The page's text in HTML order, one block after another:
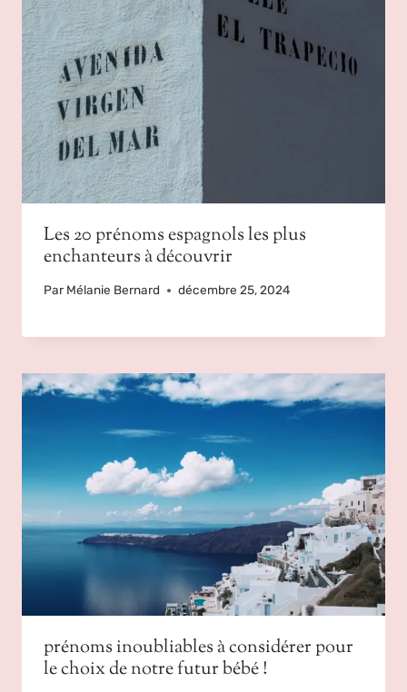
Les 20 prénoms espagnols les plus
enchanteurs à découvrir
Par Mélanie Bernard décembre 25, 2024
prénoms inoubliables à considérer pour
le choix de notre futur bébé !